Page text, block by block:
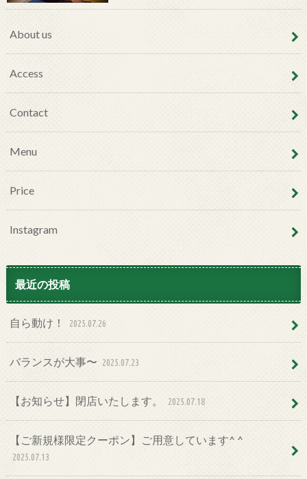
About us
Access
Contact
Menu
Price
Instagram
最近の投稿
自ら動け！ 2025.07.26
バランスが大事〜 2025.07.23
【お知らせ】閉店いたします。 2025.07.18
【ご新規様限定クーポン】ご用意しています^ ^
2025.07.13